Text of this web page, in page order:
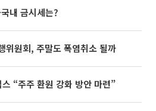
내 금시세는?
위원회, 주말도 폭염취소 될까
“주주 환원 강화 방안 마련”